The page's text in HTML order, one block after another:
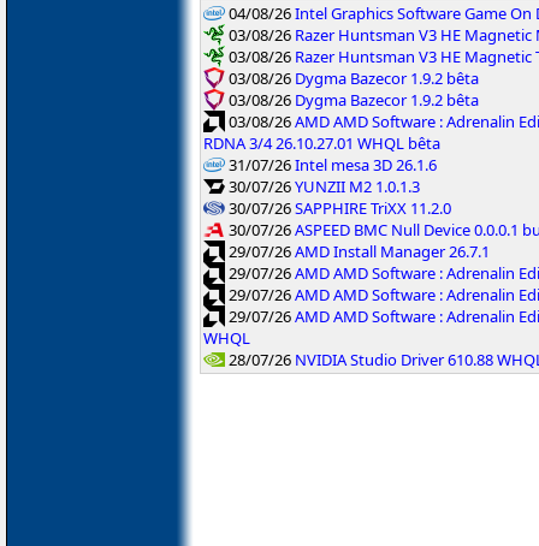
04/08/26Intel Graphics Software Game On
03/08/26 Razer Huntsman V3 HE Magnetic
03/08/26 Razer Huntsman V3 HE Magnetic
03/08/26 Dygma Bazecor 1.9.2 bêta
03/08/26 Dygma Bazecor 1.9.2 bêta
03/08/26AMD AMD Software : Adrenalin
RDNA 3/4 26.10.27.01 WHQL bêta
31/07/26Intel mesa 3D 26.1.6
30/07/26YUNZII M2 1.0.1.3
30/07/26SAPPHIRE TriXX 11.2.0
30/07/26ASPEED BMC Null Device 0.0.0.1
29/07/26AMD Install Manager 26.7.1
29/07/26AMD AMD Software : Adrenalin
29/07/26AMD AMD Software : Adrenalin
29/07/26AMD AMD Software : Adrenalin
WHQL
28/07/26 NVIDIA Studio Driver 610.88